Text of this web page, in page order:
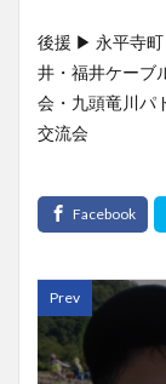
後援 ▶︎ 永平寺町
井・福井ケーブ
会・九頭竜川パ
交流会
Prev